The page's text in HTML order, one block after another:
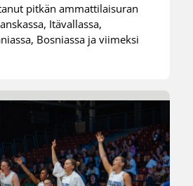
pitkän ammattilaisuran
Itävallassa,
Bosniassa ja viimeksi